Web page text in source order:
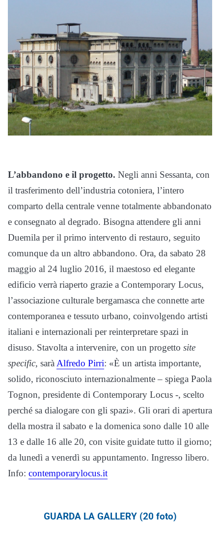
L’abbandono e il progetto. Negli anni Sessanta, con
il trasferimento dell’industria cotoniera, l’intero
comparto della centrale venne totalmente abbandonato
e consegnato al degrado. Bisogna attendere gli anni
Duemila per il primo intervento di restauro, seguito
comunque da un altro abbandono. Ora, da sabato 28
maggio al 24 luglio 2016, il maestoso ed elegante
edificio verrà riaperto grazie a Contemporary Locus,
l’associazione culturale bergamasca che connette arte
contemporanea e tessuto urbano, coinvolgendo artisti
italiani e internazionali per reinterpretare spazi in
disuso. Stavolta a intervenire, con un progetto site
specific, saràAlfredo Pirri: «È un artista importante,
solido, riconosciuto internazionalmente – spiega Paola
Tognon, presidente di Contemporary Locus -, scelto
perché sa dialogare con gli spazi». Gli orari di apertura
della mostra il sabato e la domenica sono dalle 10 alle
13 e dalle 16 alle 20, con visite guidate tutto il giorno;
da lunedì a venerdì su appuntamento. Ingresso libero.
Info: contemporarylocus.it
GUARDA LA GALLERY (20 foto)